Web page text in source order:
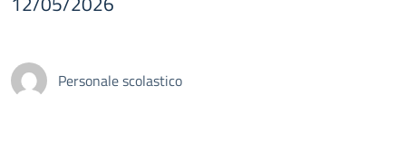
Personale scolastico